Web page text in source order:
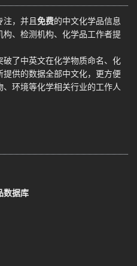
注，并且 免费的中文化学品信息
、检测机构、化学品工作者提
了中英文在化学物质命名、化
供的数据全部中文化，更方便
、环境等化学相关行业的工作人
数据库